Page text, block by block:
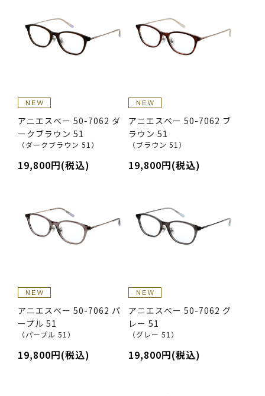
アニエスべー 50-7062 ダ
ークブラウン 51
（ダークブラウン 51）
19,800円(税込)
アニエスべー 50-7062 ブ
ラウン 51
（ブラウン 51）
19,800円(税込)
アニエスべー 50-7062 パ
ープル 51
（パープル 51）
19,800円(税込)
アニエスべー 50-7062 グ
レー 51
（グレー 51）
19,800円(税込)